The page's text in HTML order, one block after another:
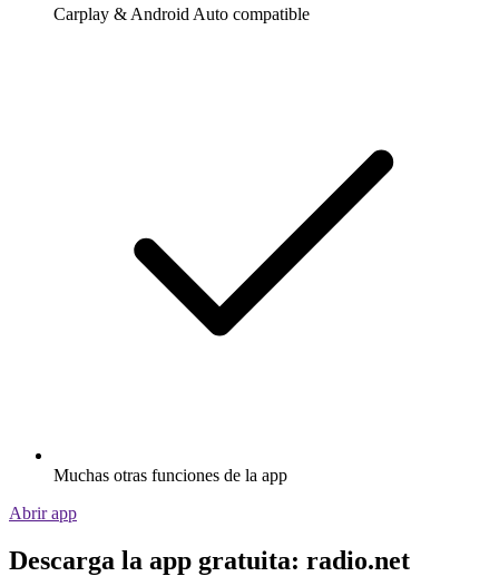
Carplay & Android Auto compatible
Muchas otras funciones de la app
Abrir app
Descarga la app gratuita: radio.net